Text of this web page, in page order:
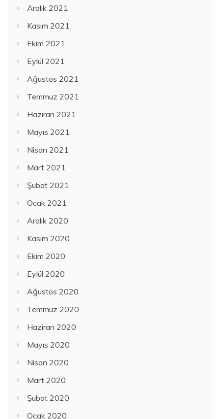
Aralık 2021
Kasım 2021
Ekim 2021
Eylül 2021
Ağustos 2021
Temmuz 2021
Haziran 2021
Mayıs 2021
Nisan 2021
Mart 2021
Şubat 2021
Ocak 2021
Aralık 2020
Kasım 2020
Ekim 2020
Eylül 2020
Ağustos 2020
Temmuz 2020
Haziran 2020
Mayıs 2020
Nisan 2020
Mart 2020
Şubat 2020
Ocak 2020